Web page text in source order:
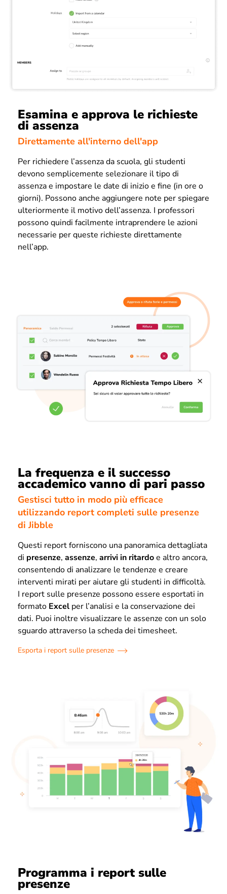
Esamina e approva le richieste
di assenza
Direttamente all'interno dell'app
Per richiedere l’assenza da scuola, gli studenti
devono semplicemente selezionare il tipo di
assenza e impostare le date di inizio e fine (in ore o
giorni). Possono anche aggiungere note per spiegare
ulteriormente il motivo dell’assenza. I professori
possono quindi facilmente intraprendere le azioni
necessarie per queste richieste direttamente
nell’app.
La frequenza e il successo
accademico vanno di pari passo
Gestisci tutto in modo più efficace
utilizzando report completi sulle presenze
di Jibble
Questi report forniscono una panoramica dettagliata
di presenze, assenze, arrivi in ritardoe altro ancora,
consentendo di analizzare le tendenze e creare
interventi mirati per aiutare gli studenti in difficoltà.
I report sulle presenze possono essere esportati in
formato Excel per l’analisi e la conservazione dei
dati. Puoi inoltre visualizzare le assenze con un solo
sguardo attraverso la scheda dei timesheet.
Esporta i report sulle presenze
Programma i report sulle
presenze